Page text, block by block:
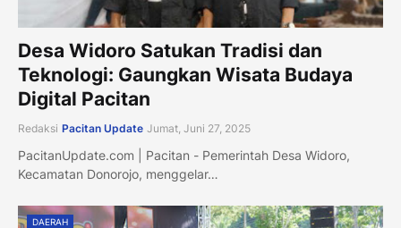
Desa Widoro Satukan Tradisi dan
Teknologi: Gaungkan Wisata Budaya
Digital Pacitan
Redaksi Pacitan Update Jumat, Juni 27, 2025
PacitanUpdate.com | Pacitan - Pemerintah Desa Widoro,
Kecamatan Donorojo, menggelar…
DAERAH